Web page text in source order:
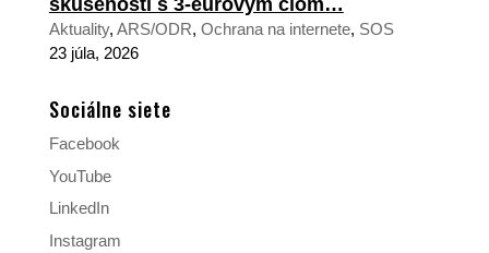
skúsenosti s 3-eurovým clom…
Aktuality, ARS/ODR, Ochrana na internete, SOS
23 júla, 2026
Sociálne siete
Facebook
YouTube
LinkedIn
Instagram